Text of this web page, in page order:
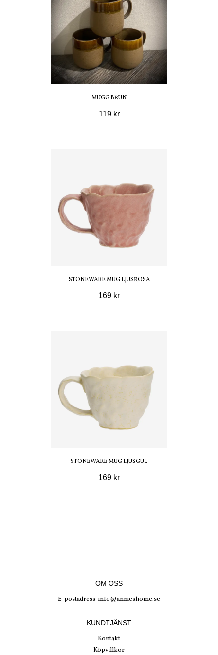
MUGG BRUN
119 kr
STONEWARE MUG LJUSROSA
169 kr
STONEWARE MUG LJUSGUL
169 kr
OM OSS
E-postadress: info@annieshome.se
KUNDTJÄNST
Kontakt
Köpvillkor